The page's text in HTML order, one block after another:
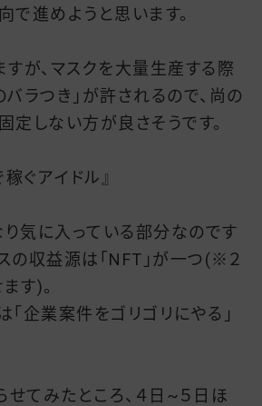
で進めようと思います。
が、マスクを大量生産する際
バラつき」が許されるので、尚の
定しない方が良さそうです。
ぐアイドル』
気に入っている部分なのです
の収益源は「NFT」が一つ(※２
す)。
「企業案件をゴリゴリにやる」
てみたところ、４日~５日ほ